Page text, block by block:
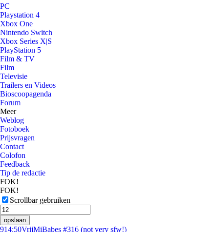
PC
Playstation 4
Xbox One
Nintendo Switch
Xbox Series X|S
PlayStation 5
Film & TV
Film
Televisie
Trailers en Videos
Bioscoopagenda
Forum
Meer
Weblog
Fotoboek
Prijsvragen
Contact
Colofon
Feedback
Tip de redactie
FOK!
FOK!
Scrollbar gebruiken
opslaan
914:50VrijMiBabes #316 (not very sfw!)